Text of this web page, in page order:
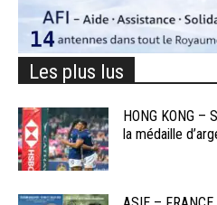
Les plus lus
HONG KONG –
la médaille